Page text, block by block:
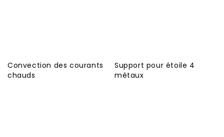
Convection des courants
chauds
Support pour étoile 4
métaux